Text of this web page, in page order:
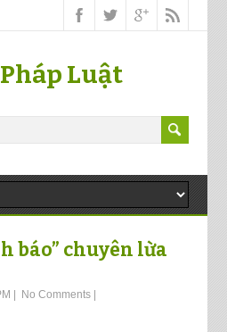
Luật
báo” chuyên lừa
No Comments|